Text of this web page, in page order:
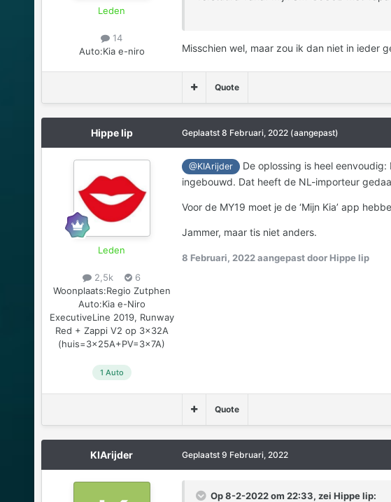
Leden
14
Auto:Kia e-niro Misschien wel, maar zou ik dan niet in ieder
Quote
Hippe lip
Leden
2,5k
6
Woonplaats:Regio Zutphen
Auto:Kia e-Niro
ExecutiveLine 2019, Runway
Red + Zappi V2 op 3x32A
(huis=3x25A+PV=3x7A)
1 Auto
Geplaatst 8 Februari, 2022 (aangepast)
@KIArijder
De oplossing is heel eenvoudig:
ingebouwd. Dat heeft de NL-importeur
Voor de MY19 moet je de ‘Mijn Kia’ app
Jammer, maar tis niet anders.
8 Februari, 2022aangepast door Hippe lip
Quote
KIArijder Geplaatst 9 Februari, 2022
Op 8-2-2022 om 22:33, zei Hippe lip: